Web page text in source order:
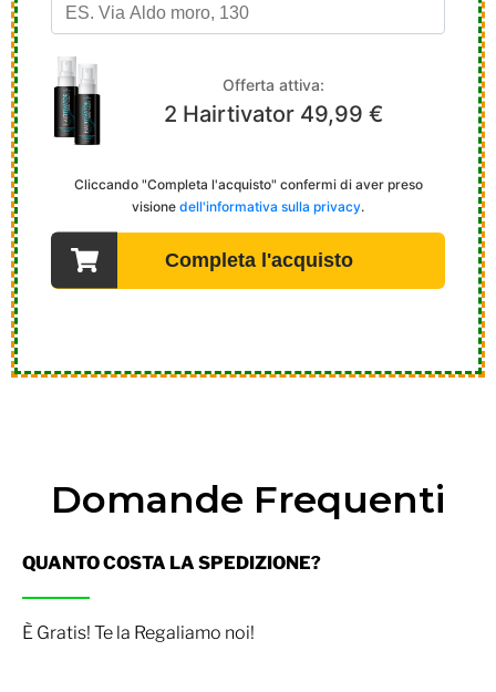
Domande Frequenti
QUANTO COSTA LA SPEDIZIONE?
È Gratis! Te la Regaliamo noi!